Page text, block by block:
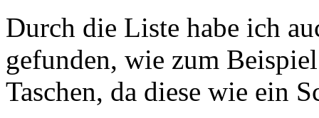
Durch die Liste habe ich
gefunden, wie zum
Taschen, da diese wie ein